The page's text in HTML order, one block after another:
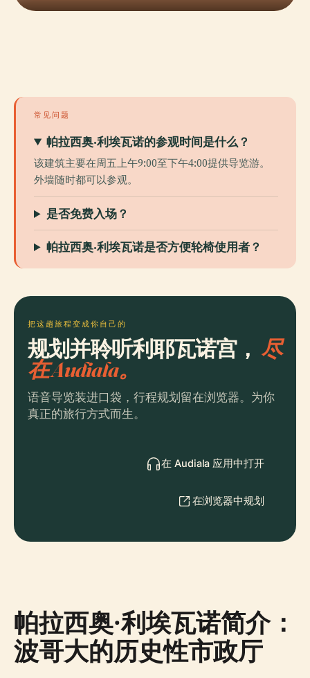
常见问题
帕拉西奥·利埃瓦诺的参观时间是什么？
该建筑主要在周五上午9:00至下午4:00提供导览游。
外墙随时都可以参观。
是否免费入场？
帕拉西奥·利埃瓦诺是否方便轮椅使用者？
把这趟旅程变成你自己的
规划并聆听利耶瓦诺宫， 尽
在 Audiala。
语音导览装进口袋，行程规划留在浏览器。为你
真正的旅行方式而生。
在 Audiala 应用中打开
在浏览器中规划
帕拉西奥·利埃瓦诺简介：
波哥大的历史性市政厅